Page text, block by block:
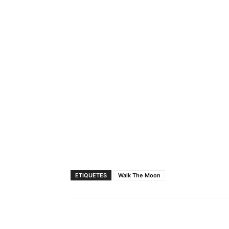
ETIQUETES Walk The Moon